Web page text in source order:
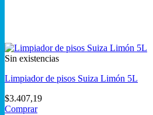
Sin existencias
Limpiador de pisos Suiza Limón 5L
$3.407,19
Comprar